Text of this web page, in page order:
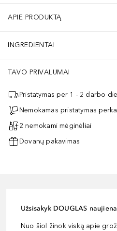
APIE PRODUKTĄ
INGREDIENTAI
TAVO PRIVALUMAI
Pristatymas per 1 - 2 darbo
Nemokamas pristatymas
2 nemokami mėginėliai
Dovanų pakavimas
Užsisakyk DOUGLAS
Nuo šiol žinok viską apie